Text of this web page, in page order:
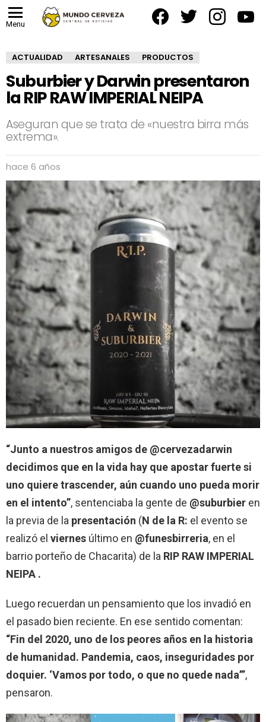
Menu
ACTUALIDAD ARTESANALES PRODUCTOS
Suburbier y Darwin presentaron
la RIP RAW IMPERIAL NEIPA
Aseguran que se trata de «nuestra birra más
extrema».
hace 6 años
“Junto a nuestros amigos de @cervezadarwin
decidimos que en la vida hay que apostar fuerte si
uno quiere trascender, aún cuando uno pueda morir
en el intento”, sentenciaba la gente de @suburbier en
la previa de la presentación (N de la R: el evento se
realizó el viernes último en @funesbirreria, en el
barrio porteño de Chacarita) de la RIP RAW IMPERIAL
NEIPA .
Luego recuerdan un pensamiento que los invadió en
el pasado bien reciente. En ese sentido comentan:
“Fin del 2020, uno de los peores años en la historia
de humanidad. Pandemia, caos, inseguridades por
doquier. ‘Vamos por todo, o que no quede nada’”,
pensaron.